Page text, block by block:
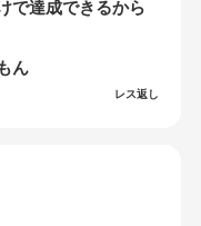
で達成できるから
ん
レス返し